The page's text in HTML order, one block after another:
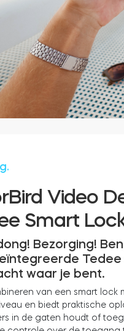
Video
Smart
Bezorging!
Tedee
waar je bent.
van een smart lock
en biedt praktische
in de gaten houdt of